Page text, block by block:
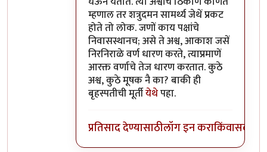
म्हणाल तर शत्रुदमन सामर्थ्य जेथें प्रकट
होते तो लोक. जणों काय पक्षांचे
निवासस्थानच; असे ते अश्व, आकाश जसें
निरनिराळे वर्ण धारण करते, त्याप्रमाणें
आरक्त वर्णाचे तेज धारण करतात. कुठे
अश्व, कुठे मूषक नै का? बाकी ही
बृहस्पतीची मूर्तीयेथेपहा.
प्रतिसाद देण्यासाठीलॉग इन कराकिंवासदस्य